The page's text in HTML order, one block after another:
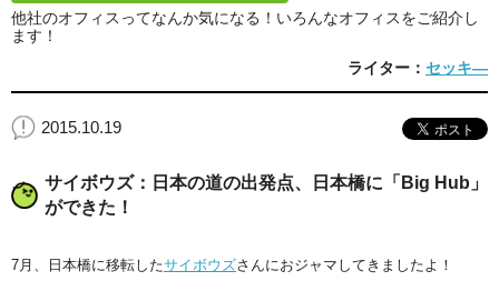
他社のオフィスってなんか気になる！いろんなオフィスをご紹介し
ます！
ライター： セッキ―
2015.10.19
サイボウズ：日本の道の出発点、日本橋に「Big Hub」
ができた！
7月、日本橋に移転したサイボウズさんにおジャマしてきましたよ！